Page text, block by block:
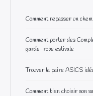
Comment repasser un
Comment porter des
garde-robe estivale
Trouver la paire ASICS
Comment bien choisir son